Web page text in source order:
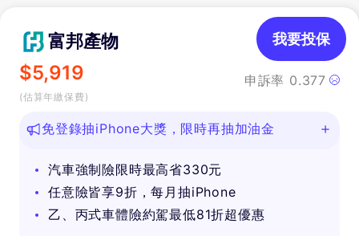
富邦產物
$5,919
(估算年繳保費)
申訴率 0.377
我要投保
免登錄抽iPhone大獎，限時再抽加油金
汽車強制險限時最高省330元
任意險皆享9折，每月抽iPhone
乙、丙式車體險約駕最低81折超優惠